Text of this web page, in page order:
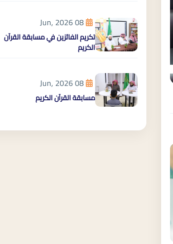
08 Jun, 2026
تكريم الفائزين في مسابقة القرآن
الكريم
08 Jun, 2026
مسابقة القرآن الكريم